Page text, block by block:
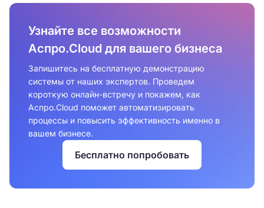
Узнайте все возможности
Аспро.Cloud для вашего бизнеса
Запишитесь на бесплатную демонстрацию
системы от наших экспертов. Проведем
короткую онлайн-встречу и покажем, как
Аспро.Cloud поможет автоматизировать
процессы и повысить эффективность именно в
вашем бизнесе.
Бесплатно попробовать